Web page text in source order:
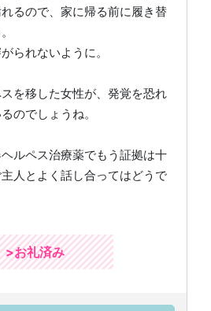
るので、家に帰る前に履き替
られないように。
を移した女性が、発覚を恐れ
のでしょうね。
ルペス治療薬でもう証拠は十
人とよく話し合ってはどうで
>お礼済み